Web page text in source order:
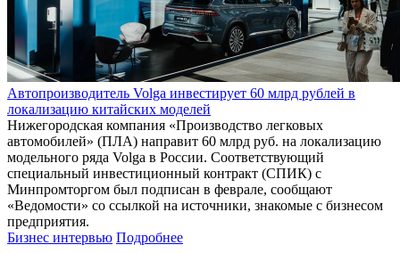
Автопроизводитель Volga инвестирует 60 млрд рублей в
локализацию китайских моделей
Нижегородская компания «Производство легковых
автомобилей» (ПЛА) направит 60 млрд руб. на локализацию
модельного ряда Volga в России. Соответствующий
специальный инвестиционный контракт (СПИК) с
Минпромторгом был подписан в феврале, сообщают
«Ведомости» со ссылкой на источники, знакомые с бизнесом
предприятия.
Бизнес интервью Подробнее